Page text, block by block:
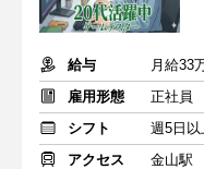
給与
月給33
雇用形態
正社員
シフト
週5日
アクセス
金山駅